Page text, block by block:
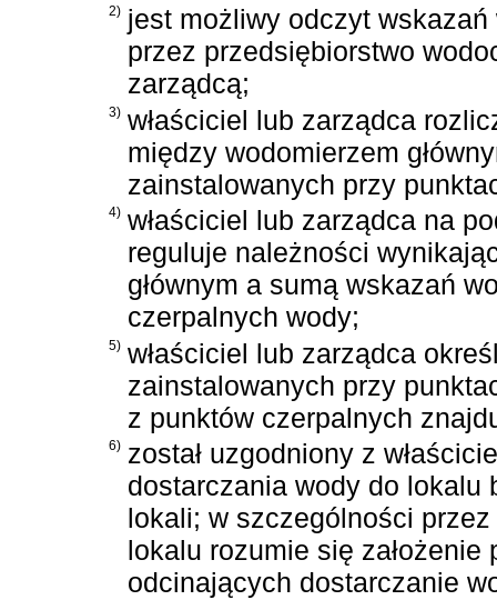
2) jest możliwy odczyt
przez przedsiębiorstwo
zarządcą;
3) właściciel lub zarządca
między wodomierzem
zainstalowanych przy
4) właściciel lub zarządca na
reguluje należności
głównym a sumą wskazań
czerpalnych wody;
5) właściciel lub zarządca
zainstalowanych przy
z punktów czerpalnych
6) został uzgodniony z
dostarczania wody do lokalu
lokali; w szczególności
lokalu rozumie się
odcinających dostarczanie